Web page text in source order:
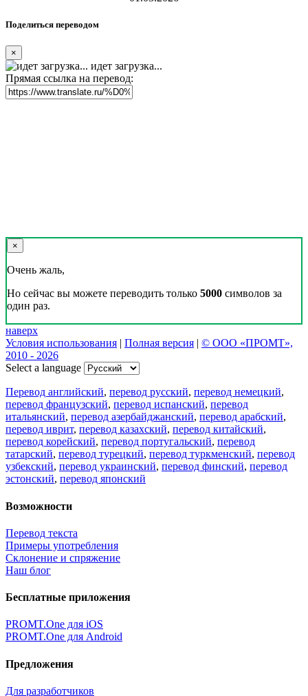
Поделиться переводом
×
идет загрузка...
Прямая ссылка на перевод:
×
Очень жаль,
Но сейчас вы можете переводить только 5000 символов за
один раз.
наверх
Условия использования | Полная версия | © ООО «ПРОМТ»,
2010 - 2026
Select a language
Перевод английский, перевод русский, перевод немецкий,
перевод французский, перевод испанский, перевод
итальянский, перевод азербайджанский, перевод арабский,
перевод иврит, перевод казахский, перевод китайский,
перевод корейский, перевод португальский, перевод
татарский, перевод турецкий, перевод туркменский, перевод
узбекский, перевод украинский, перевод финский, перевод
эстонский, перевод японский
Возможности
Перевод текста
Примеры употребления
Склонение и спряжение
Наш блог
Бесплатные приложения
PROMT.One для iOS
PROMT.One для Android
Предложения
Для разработчиков